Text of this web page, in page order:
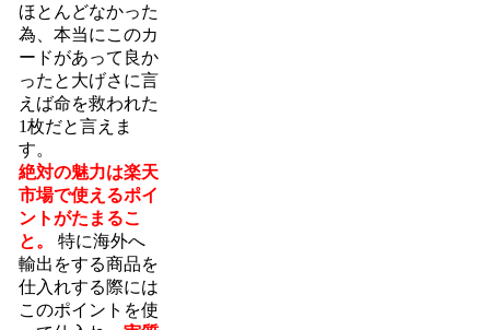
ほとんどなかった
為、本当にこのカ
ードがあって良か
ったと大げさに言
えば命を救われた
1枚だと言えま
す。
絶対の魅力は楽天
市場で使えるポイ
ントがたまるこ
と。
特に海外へ
輸出をする商品を
仕入れする際には
このポイントを使